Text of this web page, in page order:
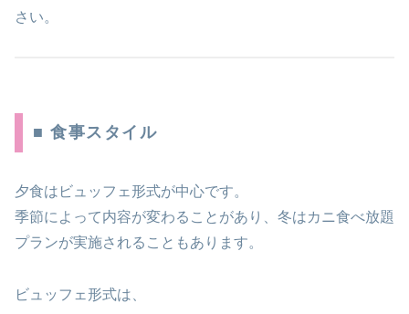
さい。
■ 食事スタイル
夕食はビュッフェ形式が中心です。
季節によって内容が変わることがあり、冬はカニ食べ放題
プランが実施されることもあります。
ビュッフェ形式は、